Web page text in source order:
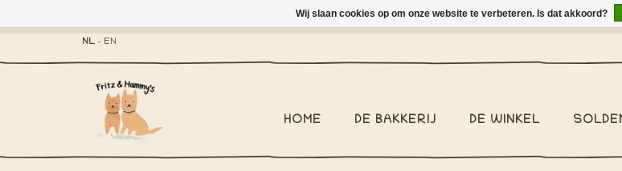
NL - EN
HOME DE BAKKERIJ DE WINKEL
Wij slaan cookies op om onze website te verbeteren. Is dat akkoord?
- Brievenbus-zending binnen België €2,95 - Pakketzending binnen